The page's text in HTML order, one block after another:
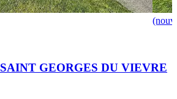
SAINT GEORGES DU VIEVRE